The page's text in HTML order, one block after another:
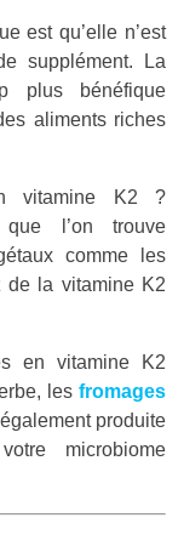
est qu’elle n’est
supplément. La
plus bénéfique
aliments riches
vitamine K2 ?
l’on trouve
comme les
de la vitamine K2
en vitamine K2
les fromages
produite
microbiome